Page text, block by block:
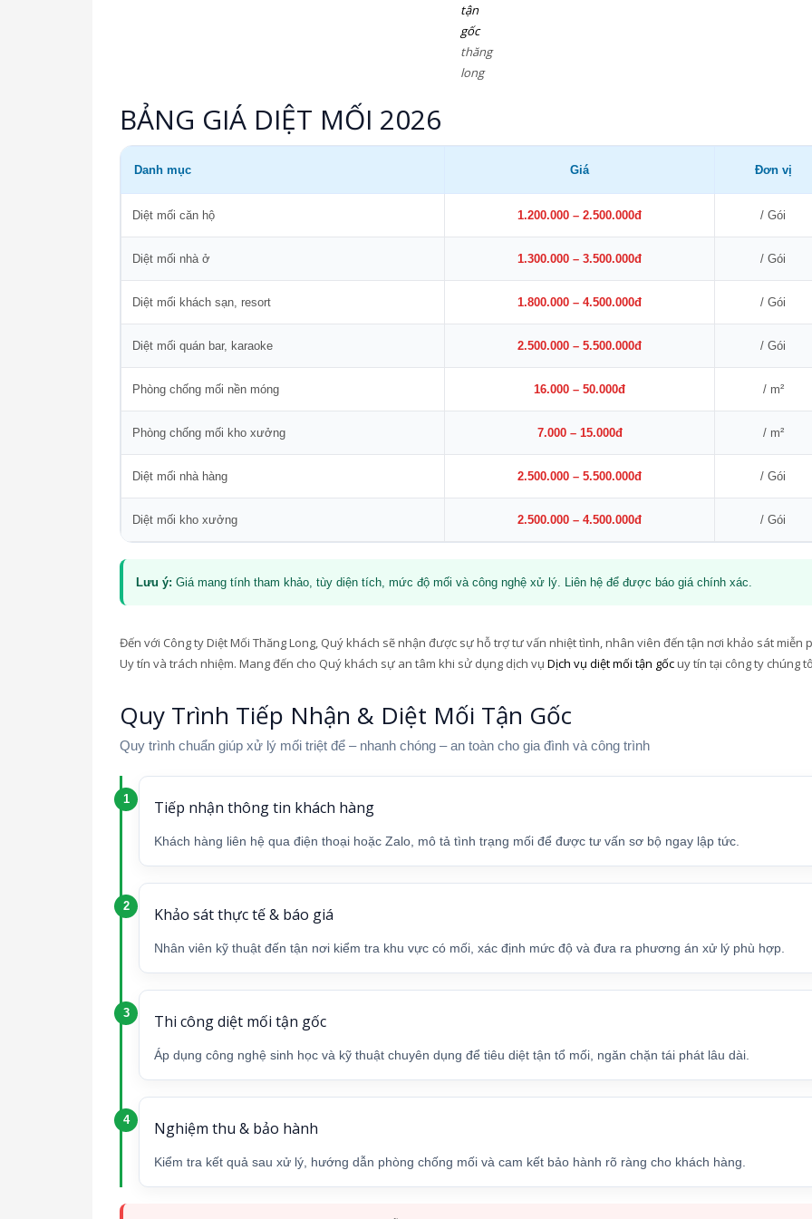
tận
gốc
thăng
long
BẢNG GIÁ DIỆT MỐI 2026
Danh mục Giá Đơn vị
Diệt mối căn hộ 1.200.000 – 2.500.000đ / Gói
Diệt mối nhà ở 1.300.000 – 3.500.000đ / Gói
Diệt mối khách sạn, resort 1.800.000 – 4.500.000đ / Gói
Diệt mối quán bar, karaoke 2.500.000 – 5.500.000đ / Gói
Phòng chống mối nền móng 16.000 – 50.000đ / m²
Phòng chống mối kho xưởng 7.000 – 15.000đ / m²
Diệt mối nhà hàng 2.500.000 – 5.500.000đ / Gói
Diệt mối kho xưởng 2.500.000 – 4.500.000đ / Gói
Lưu ý: Giá mang tính tham khảo, tùy diện tích, mức độ mối và công nghệ xử lý. Liên hệ để được báo giá chính xác.
Đến với Công ty Diệt Mối Thăng Long, Quý khách sẽ nhận được sự hỗ trợ tư vấn nhiệt tình, nhân viên đến tận nơi khảo sát miễn
Uy tín và trách nhiệm. Mang đến cho Quý khách sự an tâm khi sử dụng dịch vụ Dịch vụ diệt mối tận gốcuy tín tại công ty chúng
Quy Trình Tiếp Nhận & Diệt Mối Tận Gốc
Quy trình chuẩn giúp xử lý mối triệt để – nhanh chóng – an toàn cho gia đình và công trình
Tiếp nhận thông tin khách hàng
Khách hàng liên hệ qua điện thoại hoặc Zalo, mô tả tình trạng mối để được tư vấn sơ bộ ngay lập tức.
Khảo sát thực tế & báo giá
Nhân viên kỹ thuật đến tận nơi kiểm tra khu vực có mối, xác định mức độ và đưa ra phương án xử lý phù hợp.
Thi công diệt mối tận gốc
Áp dụng công nghệ sinh học và kỹ thuật chuyên dụng để tiêu diệt tận tổ mối, ngăn chặn tái phát lâu dài.
Nghiệm thu & bảo hành
Kiểm tra kết quả sau xử lý, hướng dẫn phòng chống mối và cam kết bảo hành rõ ràng cho khách hàng.